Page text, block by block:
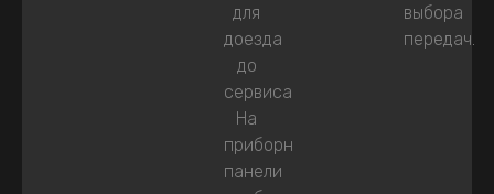
для
доезда
до
сервиса.
На
приборной
панели
выбора
передач.